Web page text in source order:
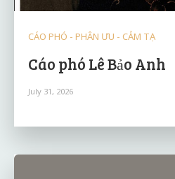
CÁO PHÓ - PHÂN ƯU - CẢM TẠ
Cáo phó Lê Bảo Anh
July 31, 2026